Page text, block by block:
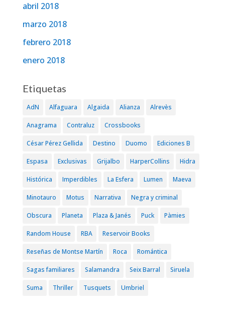
abril 2018
marzo 2018
febrero 2018
enero 2018
Etiquetas
AdN Alfaguara Algaida Alianza Alrevès
Anagrama Contraluz Crossbooks
César Pérez Gellida Destino Duomo Ediciones B
Espasa Exclusivas Grijalbo HarperCollins Hidra
Histórica Imperdibles La Esfera Lumen Maeva
Minotauro Motus Narrativa Negra y criminal
Obscura Planeta Plaza & Janés Puck Pàmies
Random House RBA Reservoir Books
Reseñas de Montse Martín Roca Romántica
Sagas familiares Salamandra Seix Barral Siruela
Suma Thriller Tusquets Umbriel